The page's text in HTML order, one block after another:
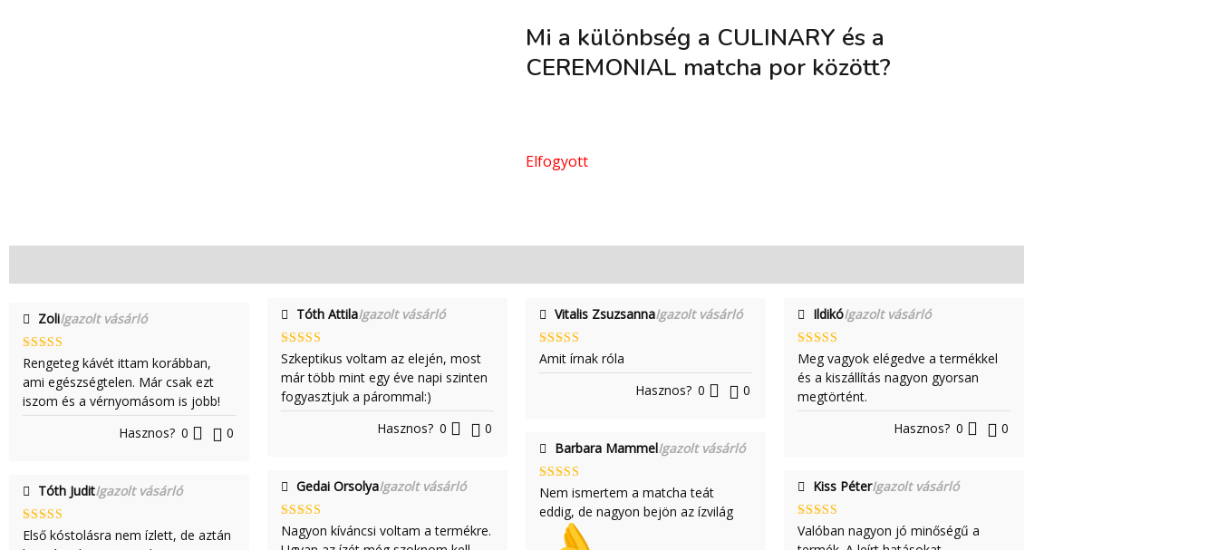
Mi a különbség a CULINARY és a
CEREMONIAL matcha por között?
Elfogyott
ZoliIgazolt vásárló
Értékelés:
/ 5
Rengeteg kávét ittam korábban,
ami egészségtelen. Már csak ezt
iszom és a vérnyomásom is jobb!
Hasznos? 0 0
Tóth JuditIgazolt vásárló
Értékelés
Első kóstolásra nem ízlett, de aztán
Tóth AttilaIgazolt vásárló
Értékelés:
/ 5
Szkeptikus voltam az elején, most
már több mint egy éve napi szinten
fogyasztjuk a párommal:)
Hasznos? 0 0
Gedai OrsolyaIgazolt vásárló
Értékelés:
/ 5
Nagyon kíváncsi voltam a termékre.
Vitalis ZsuzsannaIgazolt vásárló
Értékelés:
Amit írnak róla
Hasznos? 0 0
Barbara MammelIgazolt vásárló
Értékelés:
Nem ismertem a matcha teát
eddig, de nagyon bejön az ízvilág
IldikóIgazolt vásárló
Értékelés:
/ 5
Meg vagyok elégedve a termékkel
és a kiszállítás nagyon gyorsan
megtörtént.
Hasznos? 0 0
Kiss PéterIgazolt vásárló
Értékelés:
Valóban nagyon jó minőségű a